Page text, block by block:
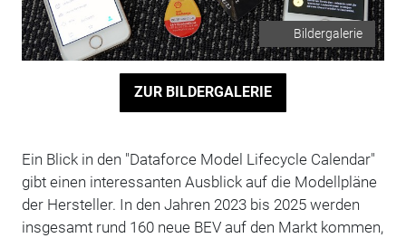
Bildergalerie
ZUR BILDERGALERIE
Ein Blick in den "Dataforce Model Lifecycle Calendar"
gibt einen interessanten Ausblick auf die Modellpläne
der Hersteller. In den Jahren 2023 bis 2025 werden
insgesamt rund 160 neue BEV auf den Markt kommen,